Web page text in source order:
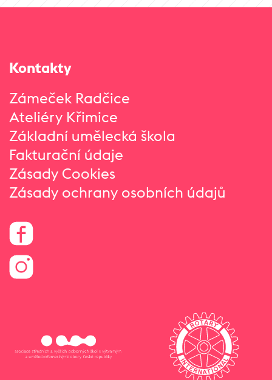
Kontakty
Zámeček Radčice
Ateliéry Křimice
Základní umělecká škola
Fakturační údaje
Zásady Cookies
Zásady ochrany osobních údajů